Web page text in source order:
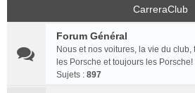
CarreraClub
Forum Général
Nous et nos voitures, la vie du
les Porsche et toujours les Porsche!
Sujets : 897